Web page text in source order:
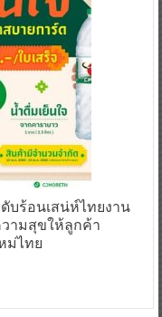
บร้อนเสน่ห์ไทยงาน
ามสุขให้ลูกค้า
ม่ไทย